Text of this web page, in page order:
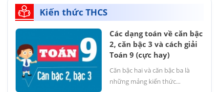
Kiến thức THCS
Các dạng toán về căn bậc
2, căn bậc 3 và cách giải
Toán 9 (cực hay)
Căn bậc hai và căn bậc ba là
những mảng kiến thức...